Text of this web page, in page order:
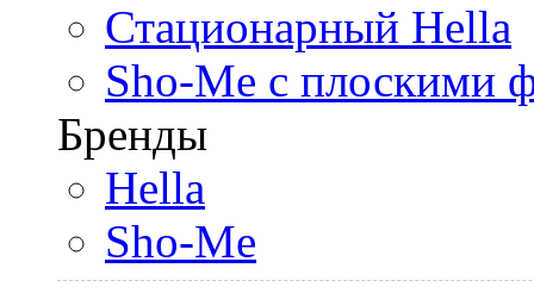
Стационарный Hella
Sho-Me с плоскими
Бренды
Hella
Sho-Me